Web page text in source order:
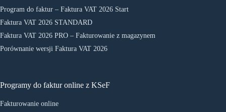
Program do faktur – Faktura VAT 2026 Start
Faktura VAT 2026 STANDARD
Faktura VAT 2026 PRO – Fakturowanie z magazynem
Porównanie wersji Faktura VAT 2026
Programy do faktur online z KSeF
Fakturowanie online